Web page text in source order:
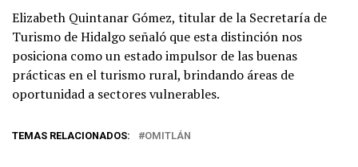
Elizabeth Quintanar Gómez, titular de la Secretaría de
Turismo de Hidalgo señaló que esta distinción nos
posiciona como un estado impulsor de las buenas
prácticas en el turismo rural, brindando áreas de
oportunidad a sectores vulnerables.
TEMAS RELACIONADOS: OMITLÁN